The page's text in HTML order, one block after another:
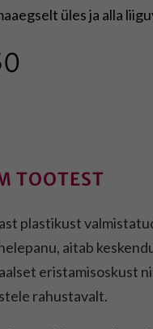
üles ja alla
TOOTEST
plastikust
aitab
eristamisoskust
rahustavalt.